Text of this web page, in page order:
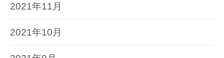
2021年11月
2021年10月